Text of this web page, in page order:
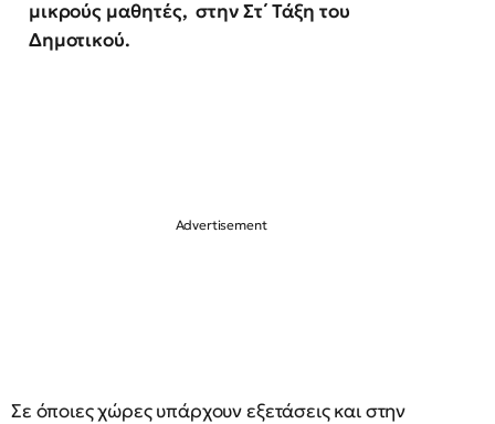
μικρούς μαθητές, στην Στ΄ Τάξη του
Δημοτικού.
Σε όποιες χώρες υπάρχουν εξετάσεις και στην